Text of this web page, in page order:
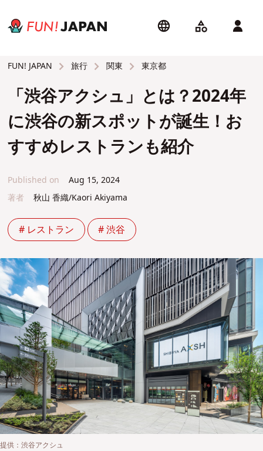
FUN! JAPAN 旅行 関東 東京都
「渋谷アクシュ」とは？2024年
に渋谷の新スポットが誕生！お
すすめレストランも紹介
Published on
Aug 15, 2024
著者
秋山 香織/Kaori Akiyama
# レストラン # 渋谷
提供：渋谷アクシュ